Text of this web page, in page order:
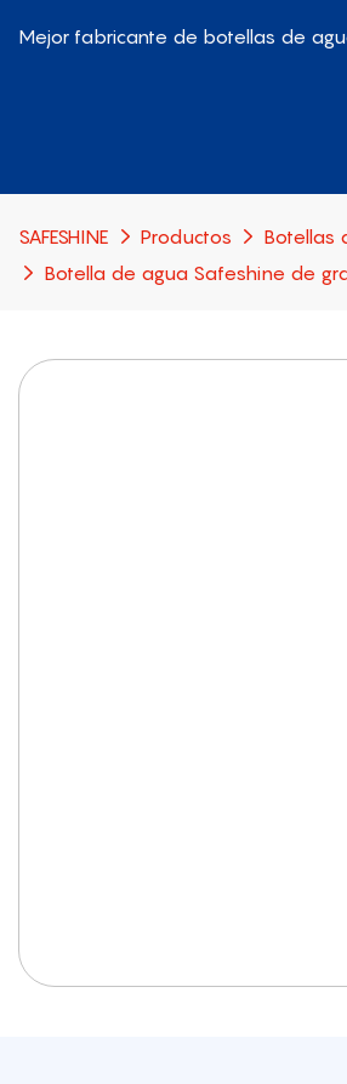
Mejor fabricante de botellas de
SAFESHINE Productos Botellas
Botella de agua Safeshine de